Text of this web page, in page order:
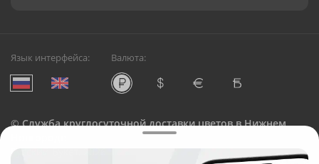
Язык интерфейса: Валюта:
©Служба круглосуточной доставки цветов в Нижнем
Русский Букет, 2026